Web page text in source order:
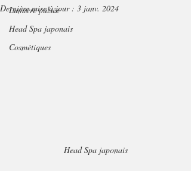
Lumière pulsée
Head Spa japonais
Cosmétiques
Dernière mise à jour : 3 janv. 2024
Head Spa japonais